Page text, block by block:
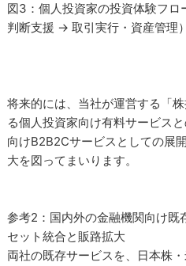
図3：個人投資家の投資体験フ
判断支援 → 取引実行・資産管理）
将来的には、当社が運営する「
る個人投資家向け有料サービス
向けB2B2Cサービスとしての展
大を図ってまいります。
参考2：国内外の金融機関向け既
セット統合と販路拡大
両社の既存サービスを、日本株